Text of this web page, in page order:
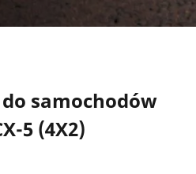
samochodów
5 (4X2)